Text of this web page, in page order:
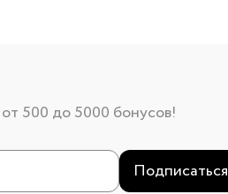
500 до 5000 бонусов!
Подписаться